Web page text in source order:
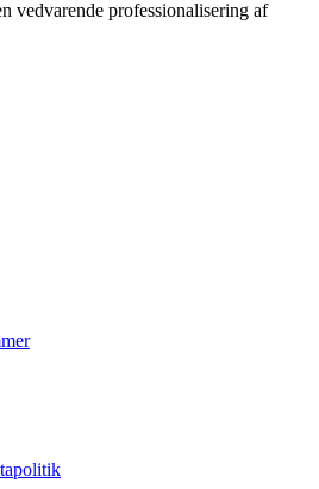
vedvarende professionalisering af